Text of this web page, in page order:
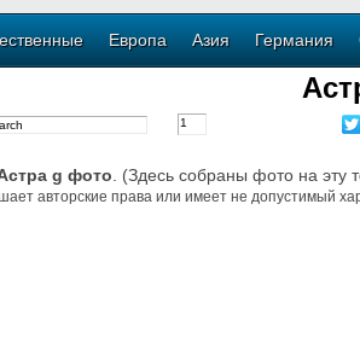
Европа Азия Германия
g фото . (Здесь собраны фото на эту
авторские права или имеет не допустимый